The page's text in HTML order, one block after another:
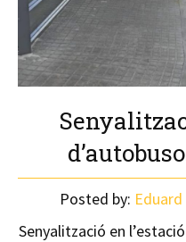
Posted by: Eduard
Senyalització en